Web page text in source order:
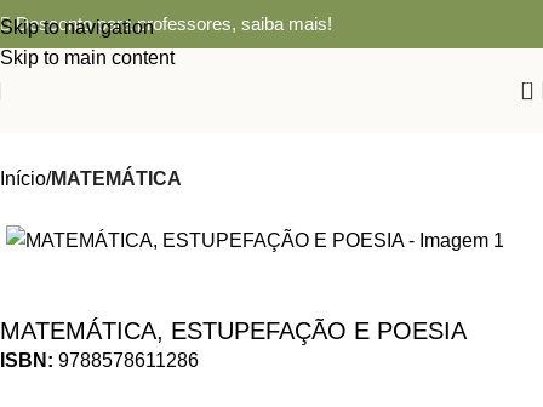
Skip to navigation
Skip to main content
Desconto para professores, saiba mais!
0
Início MATEMÁTICA
MATEMÁTICA, ESTUPEFAÇÃO E POESIA
ISBN: 9788578611286